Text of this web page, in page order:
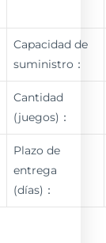
Capacidad de
suministro：
Cantidad
(juegos)：
Plazo de
entrega
(días)：